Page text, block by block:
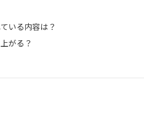
いる内容は？
がる？